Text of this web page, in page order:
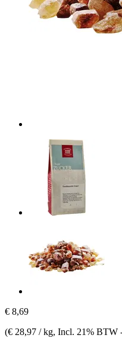
€ 8,69
(€ 28,97 / kg, Incl. 21% BTW